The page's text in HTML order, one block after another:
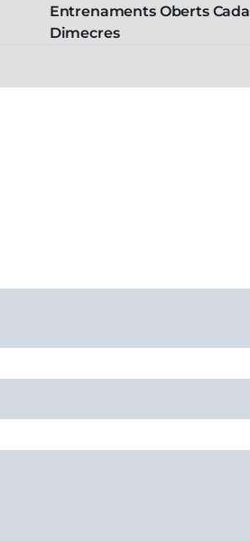
Entrenaments Oberts Cada
Dimecres